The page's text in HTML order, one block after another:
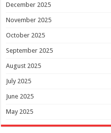
December 2025
November 2025
October 2025
September 2025
August 2025
July 2025
June 2025
May 2025